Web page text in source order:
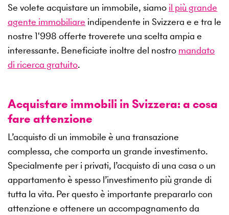
Se volete acquistare un immobile, siamo il più grande
agente immobiliare indipendente in Svizzera e e tra le
nostre 1'998 offerte troverete una scelta ampia e
interessante. Beneficiate inoltre del nostro mandato
di ricerca gratuito.
Acquistare immobili in Svizzera: a cosa
fare attenzione
L’acquisto di un immobile è una transazione
complessa, che comporta un grande investimento.
Specialmente per i privati, l’acquisto di una casa o un
appartamento è spesso l’investimento più grande di
tutta la vita. Per questo è importante prepararlo con
attenzione e ottenere un accompagnamento da